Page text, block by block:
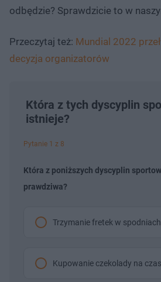
odbędzie? Sprawdzicie to w
Przeczytaj też: Mundial 2022
decyzja organizatorów
Która z tych dyscyplin
istnieje?
Pytanie 1 z 8
Która z poniższych dyscyplin
prawdziwa?
Trzymanie fretek w spodniach
Kupowanie czekolady na czas